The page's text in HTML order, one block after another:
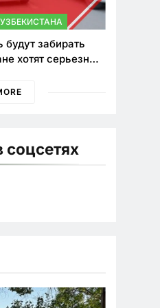
будут забирать
хотят серьезно